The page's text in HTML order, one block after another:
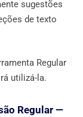
sugestões
de texto
Regular
utilizá-la.
Regular —